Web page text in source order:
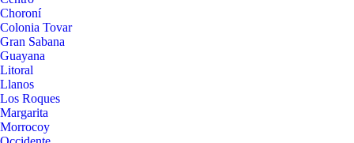
Choroní
Colonia Tovar
Gran Sabana
Guayana
Litoral
Llanos
Los Roques
Margarita
Morrocoy